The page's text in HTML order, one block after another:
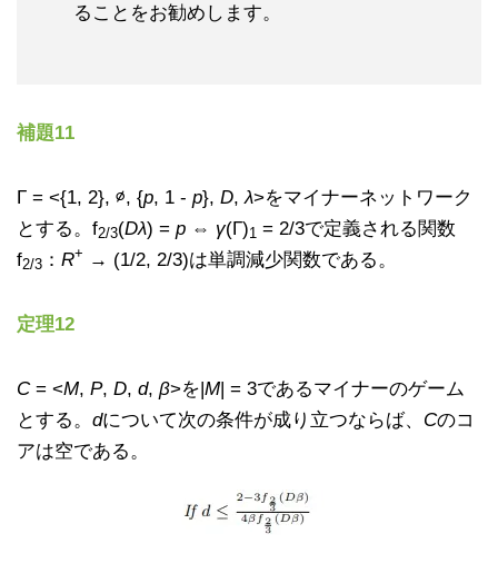
ることをお勧めします。
補題11
Γ = <{1, 2}, ∅, {p, 1 - p}, D, λ>をマイナーネットワーク
とする。f2/3(Dλ) = p ⇔ γ(Γ)1 = 2/3で定義される関数
f2/3 ： R+ → (1/2, 2/3)は単調減少関数である。
定理12
C= <M, P, D, d, β>を|M| = 3であるマイナーのゲーム
とする。 dについて次の条件が成り立つならば、 Cのコ
アは空である。